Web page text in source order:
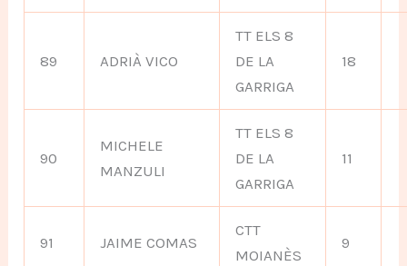
89 ADRIÀ VICO
TT ELS 8
DE LA
GARRIGA
18
90
MICHELE
MANZULI
TT ELS 8
DE LA
GARRIGA
11
91 JAIME COMAS
CTT
MOIANÈS
9